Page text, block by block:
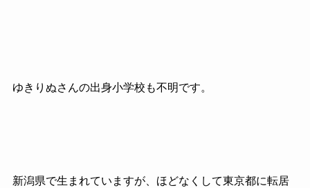
ゆきりぬさんの出身小学校も不明です。
新潟県で生まれていますが、ほどなくして東京都に転居